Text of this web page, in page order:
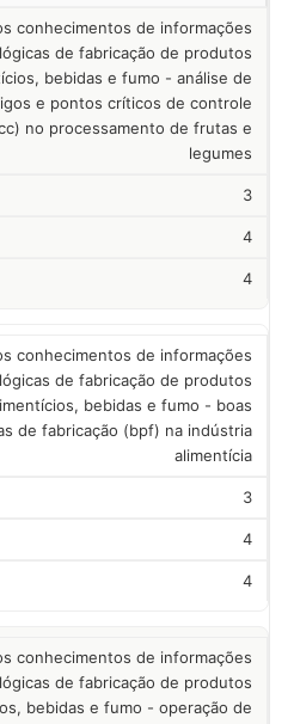
conhecimentos de informações
de fabricação de produtos
bebidas e fumo - análise de
e pontos críticos de controle
no processamento de frutas e
legumes
3
4
4
conhecimentos de informações
de fabricação de produtos
bebidas e fumo - boas
de fabricação (bpf) na indústria
alimentícia
3
4
4
conhecimentos de informações
de fabricação de produtos
bebidas e fumo - operação de